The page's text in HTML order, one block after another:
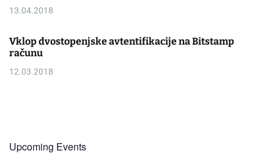
13.04.2018
Vklop dvostopenjske avtentifikacije na Bitstamp
računu
12.03.2018
Upcoming Events